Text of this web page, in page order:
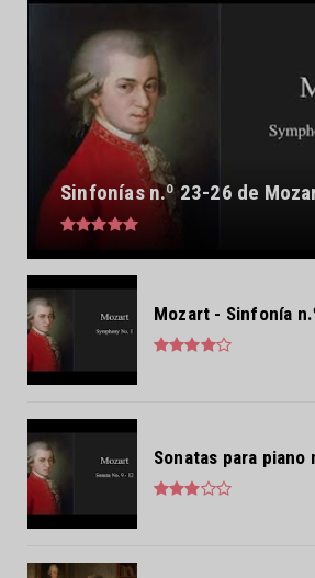
Sinfonías n.º 23-26 de
Mozart - Sinfonía
Sonatas para piano